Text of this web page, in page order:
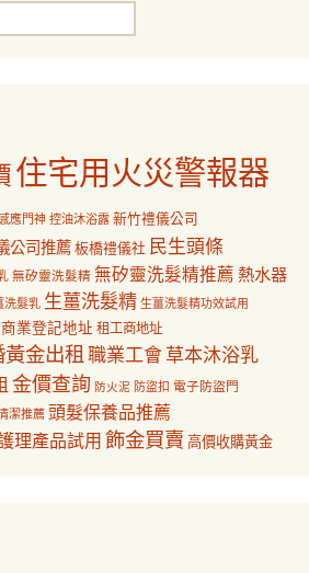
住宅用火災警報器
應門神 控油沐浴露 新竹禮儀公司
公司推薦板橋禮儀社 民生頭條
無矽靈洗髮精 無矽靈洗髮精推薦 熱水器
洗髮乳 生薑洗髮精 生薑洗髮精功效試用
業登記地址 租工商地址
黃金出租職業工會草本沐浴乳
金價查詢 防火泥 防盜扣 電子防盜門
潔推薦 頭髮保養品推薦
理產品試用 飾金買賣 高價收購黃金